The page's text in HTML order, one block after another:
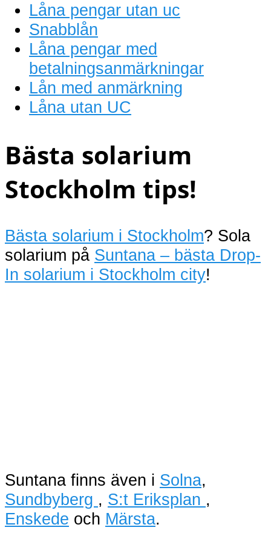
Låna pengar utan uc
Snabblån
Låna pengar med
betalningsanmärkningar
Lån med anmärkning
Låna utan UC
Bästa solarium
Stockholm tips!
Bästa solarium i Stockholm? Sola
solarium på Suntana – bästa Drop-
In solarium i Stockholm city!
Suntana finns även i Solna,
Sundbyberg , S:t Eriksplan ,
Enskede och Märsta.